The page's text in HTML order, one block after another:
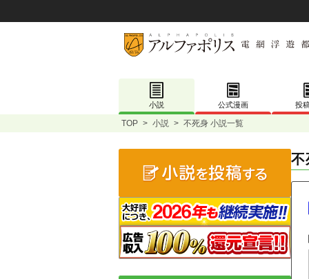
小説 公式漫画 投
TOP > 小説 > 不死身 小説一覧
不